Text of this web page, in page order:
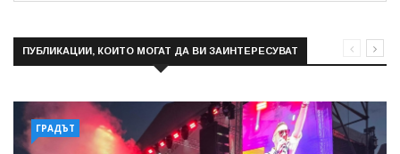
ПУБЛИКАЦИИ, КОИТО МОГАТ ДА ВИ ЗАИНТЕРЕСУВАТ
ГРАДЪТ